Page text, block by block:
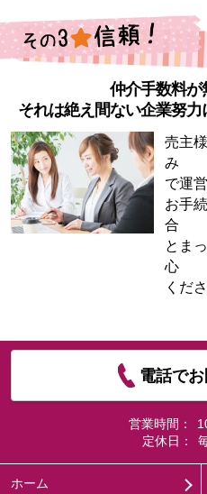
仲介手数料が
それは絶え間ない企業努力
売主
み
で運
お手
合
とま
心
くだ
電話で
営業時間：
定休日：
ホーム